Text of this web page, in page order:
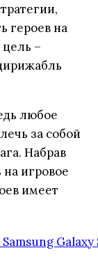
героев на
цель –
любое
за собой
Набрав
игровое
имеет